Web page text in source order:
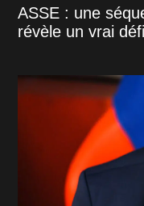
ASSE : une
révèle un vrai